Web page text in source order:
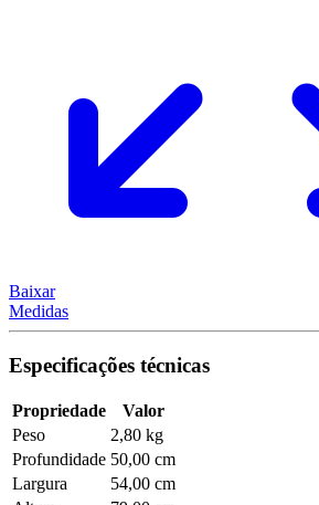
Baixar
Medidas
Especificações técnicas
Propriedade
Valor
Peso
2,80 kg
Profundidade 50,00 cm
Largura
54,00 cm